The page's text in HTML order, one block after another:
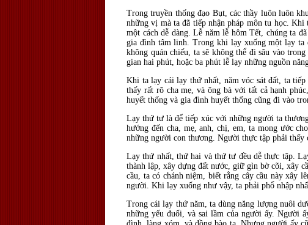
Trong truyền thống đạo Bụt, các thầy luôn luôn
những vị mà ta đã tiếp nhận pháp môn tu học.
một cách dễ dàng. Lễ năm lễ hôm Tết, chúng ta
gia đình tâm linh. Trong khi lạy xuống một lạy ta
không quán chiếu, ta sẽ không thể đi sâu vào
gian hai phút, hoặc ba phút lễ lạy những nguồn
Khi ta lạy cái lạy thứ nhất, năm vóc sát đất, ta
thấy rất rõ cha mẹ, và ông bà với tất cả hạnh
huyết thống và gia đình huyết thống cũng đi vào
Lạy thứ tư là để tiếp xúc với những người ta
hướng đến cha, mẹ, anh, chị, em, ta mong ước
những người con thương. Người thực tập phải thấy
Lạy thứ nhất, thứ hai và thứ tư đều dễ thực tập.
thành lập, xây dựng đất nước, giữ gìn bờ cõi, xây
cầu, ta có chánh niệm, biết rằng cây cầu này xây
người. Khi lạy xuống như vậy, ta phải phổ nhập
Trong cái lạy thứ năm, ta dùng năng lượng nuôi
những yếu đuối, và sai lầm của người ấy. Người